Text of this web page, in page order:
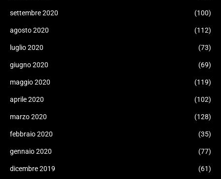
settembre 2020 (100)
agosto 2020 (112)
luglio 2020 (73)
giugno 2020 (69)
maggio 2020 (119)
aprile 2020 (102)
marzo 2020 (128)
febbraio 2020 (35)
gennaio 2020 (77)
dicembre 2019 (61)